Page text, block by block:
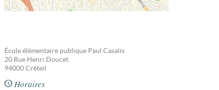
École élémentaire publique Paul Casalis
20 Rue Henri Doucet
94000 Créteil
Horaires